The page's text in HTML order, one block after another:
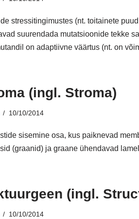
stressitingimustes (nt. toitainete
suurendada mutatsioonide tekke
on adaptiivne väärtus (nt. on
(ingl. Stroma)
10/10/2014
sisemine osa, kus paiknevad
(graanid) ja graane ühendavad
(ingl.
10/10/2014